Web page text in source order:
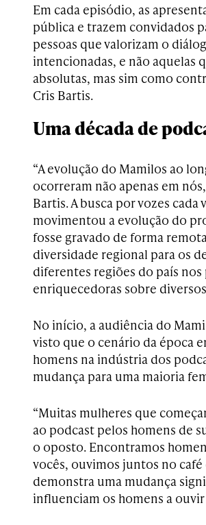
Em cada episódio, as
pública e trazem convidados
pessoas que valorizam o
intencionadas, e não aquelas
absolutas, mas sim como
Cris Bartis.
Uma década de
“A evolução do Mamilos ao
ocorreram não apenas em
Bartis. A busca por vozes
movimentou a evolução do
fosse gravado de forma
diversidade regional para os
diferentes regiões do país
enriquecedoras sobre
No início, a audiência do
visto que o cenário da época
homens na indústria dos
mudança para uma maioria
“Muitas mulheres que
ao podcast pelos homens de
o oposto. Encontramos
vocês, ouvimos juntos no café
demonstra uma mudança
influenciam os homens a ouvir